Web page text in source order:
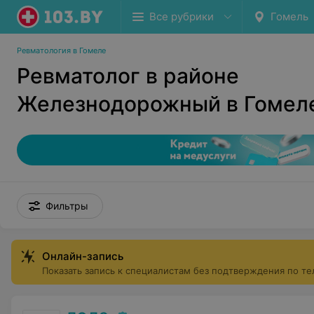
Все рубрики Гомель
Ревматология в Гомеле
Ревматолог в районе
Железнодорожный в
Фильтры
Онлайн-запись
Показать запись к специалистам без подтверждения по